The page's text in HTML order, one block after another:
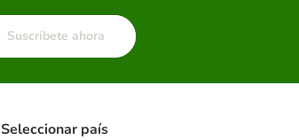
Suscríbete ahora
Seleccionar país